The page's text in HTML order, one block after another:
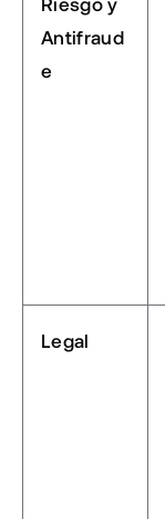
Antifraud
e
Legal